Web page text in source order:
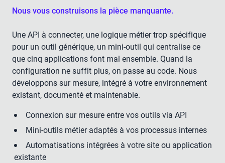
Nous vous construisons la pièce manquante.
Une API à connecter, une logique métier trop spécifique
pour un outil générique, un mini-outil qui centralise ce
que cinq applications font mal ensemble. Quand la
configuration ne suffit plus, on passe au code. Nous
développons sur mesure, intégré à votre environnement
existant, documenté et maintenable.
Connexion sur mesure entre vos outils via API
Mini-outils métier adaptés à vos processus internes
Automatisations intégrées à votre site ou application
existante